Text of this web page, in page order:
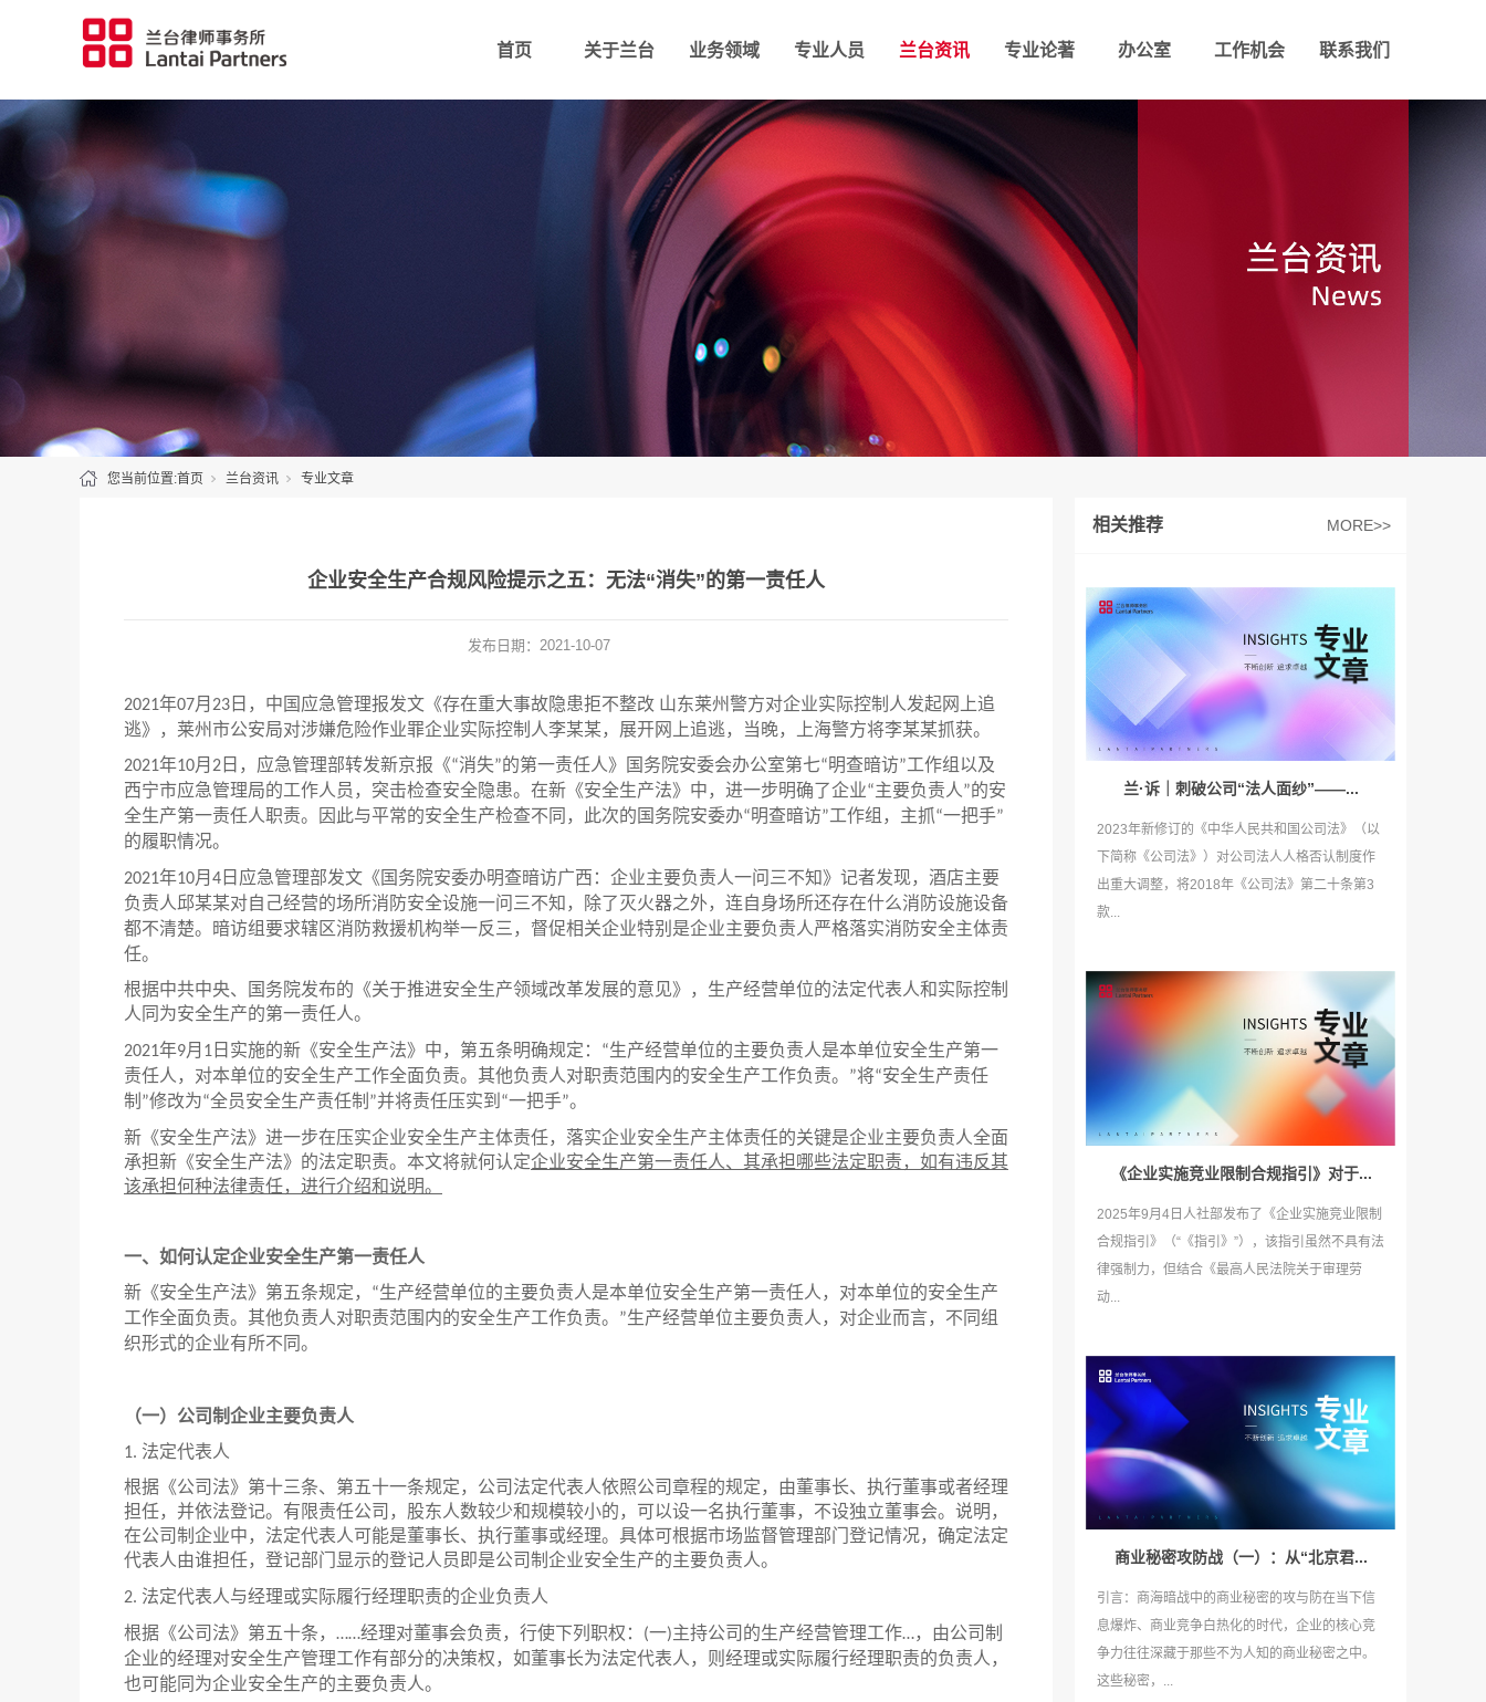
首页 关于兰台 业务领域 专业人员 兰台资讯 专业论著 办公室 工作机会 联系我们
您当前位置:首页 兰台资讯 专业文章
企业安全生产合规风险提示之五：无法“消失”的第一责任人
发布日期： 2021-10-07
2021年07月 23 日，中国应急管理报发文《存在重大事故隐患拒不整改 山东莱州警方对企业实际控制人发起网上追
逃》，莱州市公安局对涉嫌危险作业罪企业实际控制人李某某，展开网上追逃，当晚，上海警方将李某某抓获。
2021年10月 2 日，应急管理部转发新京报《“消失”的第一责任人》国务院安委会办公室第七“明查暗访”工作组以及
西宁市应急管理局的工作人员，突击检查安全隐患。在新《安全生产法》中，进一步明确了企业“主要负责人”的安
全生产第一责任人职责。因此与平常的安全生产检查不同，此次的国务院安委办“明查暗访”工作组，主抓“一把手”
的履职情况。
2021年10月 4 日应急管理部发文《国务院安委办明查暗访广西：企业主要负责人一问三不知》记者发现，酒店主要
负责人邱某某对自己经营的场所消防安全设施一问三不知，除了灭火器之外，连自身场所还存在什么消防设施设备
都不清楚。暗访组要求辖区消防救援机构举一反三，督促相关企业特别是企业主要负责人严格落实消防安全主体责
任。
根据中共中央、国务院发布的《关于推进安全生产领域改革发展的意见》，生产经营单位的法定代表人和实际控制
人同为安全生产的第一责任人。
2021年9月 1 日实施的新《安全生产法》中，第五条明确规定： “生产经营单位的主要负责人是本单位安全生产第一
责任人，对本单位的安全生产工作全面负责。其他负责人对职责范围内的安全生产工作负责。 ”将“安全生产责任
制 ”修改为“全员安全生产责任制 ”并将责任压实到 “一把手”。
新《安全生产法》进一步在压实企业安全生产主体责任，落实企业安全生产主体责任的关键是企业主要负责人全面
承担新《安全生产法》的法定职责。本文将就何认定企业安全生产第一责任人、其承担哪些法定职责，如有违反其
该承担何种法律责任，进行介绍和说明。
一、如何认定企业安全生产第一责任人
新《安全生产法》第五条规定， “生产经营单位的主要负责人是本单位安全生产第一责任人，对本单位的安全生产
工作全面负责。其他负责人对职责范围内的安全生产工作负责。 ”生产经营单位主要负责人，对企业而言，不同组
织形式的企业有所不同。
（一）公司制企业主要负责人
1. 法定代表人
根据《公司法》第十三条、第五十一条规定，公司法定代表人依照公司章程的规定，由董事长、执行董事或者经理
担任，并依法登记。有限责任公司，股东人数较少和规模较小的，可以设一名执行董事，不设独立董事会。说明，
在公司制企业中，法定代表人可能是董事长、执行董事或经理。具体可根据市场监督管理部门登记情况，确定法定
代表人由谁担任，登记部门显示的登记人员即是公司制企业安全生产的主要负责人。
2. 法定代表人与经理或实际履行经理职责的企业负责人
根据《公司法》第五十条， ……经理对董事会负责，行使下列职权： (一)主持公司的生产经营管理工作…，由公司制
企业的经理对安全生产管理工作有部分的决策权，如董事长为法定代表人，则经理或实际履行经理职责的负责人，
也可能同为企业安全生产的主要负责人。
相关推荐 MORE>>
兰·诉｜刺破公司“法人面纱”——...
2023年新修订的《中华人民共和国公司法》（以
下简称《公司法》）对公司法人人格否认制度作
出重大调整，将2018年《公司法》第二十条第3
款...
《企业实施竞业限制合规指引》对于...
2025年9月4日人社部发布了《企业实施竞业限制
合规指引》（“《指引》”），该指引虽然不具有法
律强制力，但结合《最高人民法院关于审理劳
动...
商业秘密攻防战（一）：从“北京君...
引言：商海暗战中的商业秘密的攻与防在当下信
息爆炸、商业竞争白热化的时代，企业的核心竞
争力往往深藏于那些不为人知的商业秘密之中。
这些秘密，...